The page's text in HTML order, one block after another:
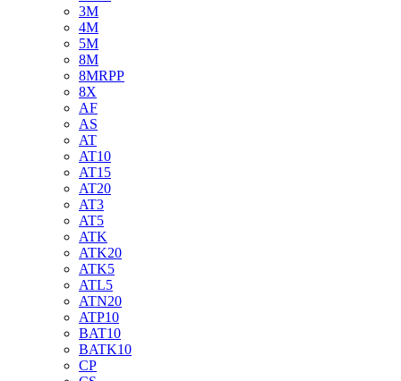
3M
4M
5M
8M
8MRPP
8X
AF
AS
AT
AT10
AT15
AT20
AT3
AT5
ATK
ATK20
ATK5
ATL5
ATN20
ATP10
BAT10
BATK10
CP